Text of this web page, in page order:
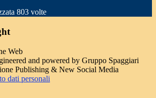
803 volte
and powered by Gruppo Spaggiari
Publishing & New Social Media
dati personali